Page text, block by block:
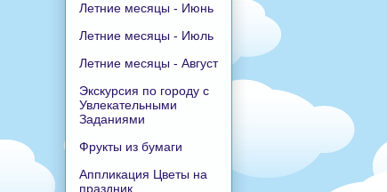
Летние месяцы - Июнь
Летние месяцы - Июль
Летние месяцы - Август
Экскурсия по городу с
Увлекательными
Заданиями
Фрукты из бумаги
Аппликация Цветы на
праздник